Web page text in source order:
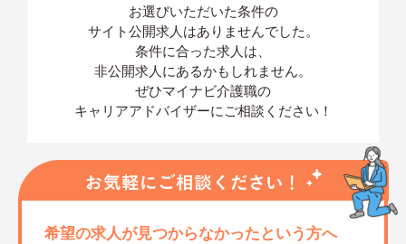
お選びいただいた条件の
サイト公開求人はありませんでした。
条件に合った求人は、
非公開求人にあるかもしれません。
ぜひマイナビ介護職の
キャリアアドバイザーにご相談ください！
希望の求人が見つからなかったという方へ